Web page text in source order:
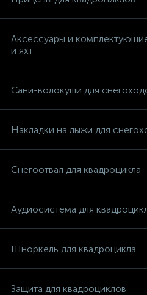
Аксессуары и
и яхт
Сани-волокуши для
Накладки на лыжи для
Снегоотвал для квадроцикла
Аудиосистема для
Шноркель для квадроцикла
Защита для квадроциклов